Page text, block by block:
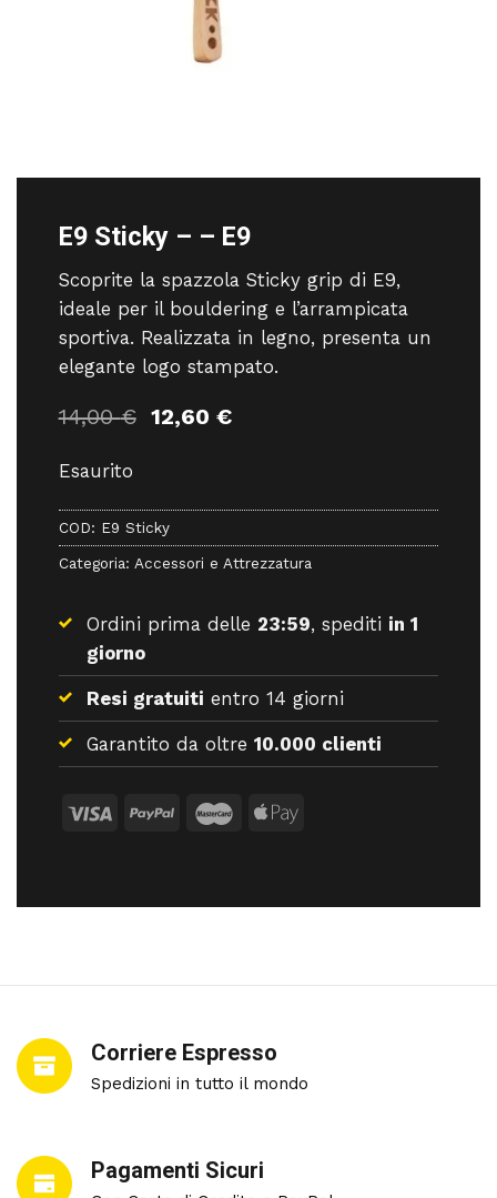
E9 Sticky – – E9
Scoprite la spazzola Sticky grip di E9,
ideale per il bouldering e l’arrampicata
sportiva. Realizzata in legno, presenta un
elegante logo stampato.
14,00€ Il
14,00 €.
12,60 €Il
12,60 €.
Esaurito
COD: E9 Sticky
Categoria: Accessori e Attrezzatura
Ordini prima delle 23:59, spediti in 1
giorno
Resi gratuiti entro 14 giorni
Garantito da oltre 10.000 clienti
Corriere Espresso
Spedizioni in tutto il mondo
Pagamenti Sicuri